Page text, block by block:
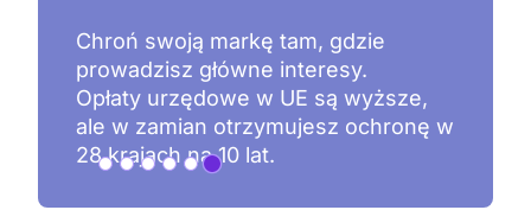
Proponowane nazwy mają co
najmniej jedną wolną domenę
internetową.
Domeny są zarejestrowane i
znajdują się w naszych zasobach.